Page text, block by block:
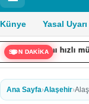
Künye Yasal Uyarı
SON DAKİKA
hızlı
Ana Sayfa›Alaşehir›